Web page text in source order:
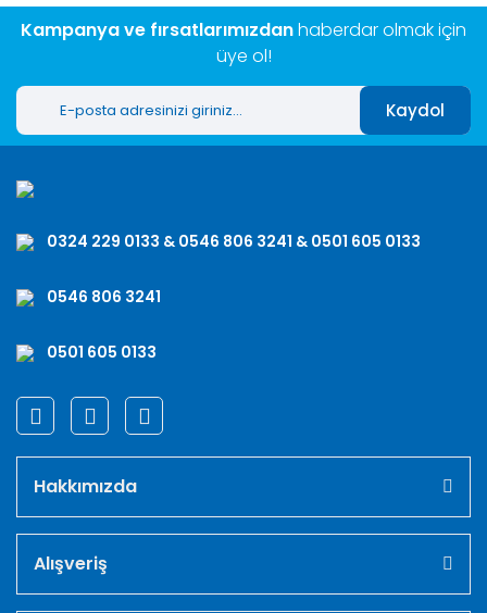
Kampanya ve fırsatlarımızdanhaberdar olmak için
üye ol!
Kaydol
0324 229 0133 & 0546 806 3241 & 0501 605 0133
0546 806 3241
0501 605 0133
Hakkımızda
Alışveriş